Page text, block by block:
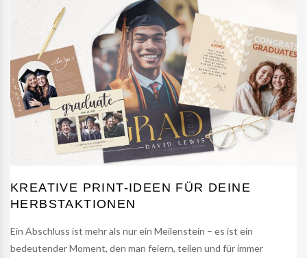
KREATIVE PRINT-IDEEN FÜR DEINE
HERBSTAKTIONEN
Ein Abschluss ist mehr als nur ein Meilenstein – es ist ein
bedeutender Moment, den man feiern, teilen und für immer